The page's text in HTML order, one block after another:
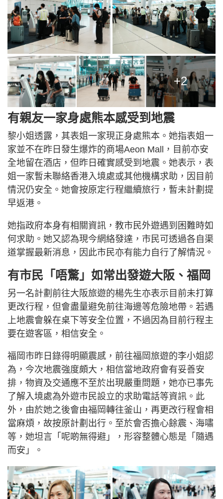
+2
有親友一家身處熊本感受到地震
黎小姐透露，其表姐一家現正身處熊本。她指表姐一
家並不在昨日發生爆炸的商場Aeon Mall，目前亦安
全地留在酒店，但昨日確實感受到地震。她表示，表
姐一家暫未聯絡香港入境處或其他機構求助，因目前
情況仍安全。她會按原定行程繼續旅行，暫未計劃提
早返港。
她指政府本身有相關資訊，教市民外遊遇到困難時如
何求助。她又認為現今網絡發達，市民可透過各自渠
道掌握最新消息，因此市民亦有能力自行了解情況。
有市民「唔驚」如常出發遊大阪、福岡
另一名計劃前往大阪旅遊的楊先生亦表示目前未打算
更改行程，但會盡量避免前往海邊等危險地帶。若遇
上地震會躲在桌下等安全位置，不過因為目前行程主
要在遊客區，相信安全。
福岡市昨日錄得明顯震感，前往福岡旅遊的李小姐認
為，今次地震強度頗大，相信當地政府會有妥善安
排，物資及交通應不至於出現嚴重問題，她亦已事先
了解入境處為外遊市民設立的求助電話等資訊。此
外，由於她之後會由福岡轉往釜山，再更改行程會相
當麻煩，故按原計劃出行。至於會否擔心餘震、海嘯
等，她坦言「呢啲無得避」，形容整體心態是「隨遇
而安」。